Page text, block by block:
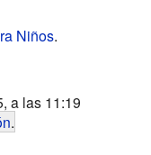
Niños.
a las 11:19
.